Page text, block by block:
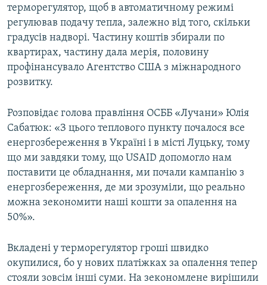
терморегулятор, щоб в автоматичному режимі
регулював подачу тепла, залежно від того, скільки
градусів надворі. Частину коштів збирали по
квартирах, частину дала мерія, половину
профінансувало Агентство США з міжнародного
розвитку.
Розповідає голова правління ОСББ «Лучани» Юлія
Сабатюк: «З цього теплового пункту почалося все
енергозбереження в Україні і в місті Луцьку, тому
що ми завдяки тому, що USAID допомогло нам
поставити це обладнання, ми почали кампанію з
енергозбереження, де ми зрозуміли, що реально
можна зекономити наші кошти за опалення на
50%».
Вкладені у терморегулятор гроші швидко
окупилися, бо у нових платіжках за опалення тепер
стояли зовсім інші суми. На зекономлене вирішили